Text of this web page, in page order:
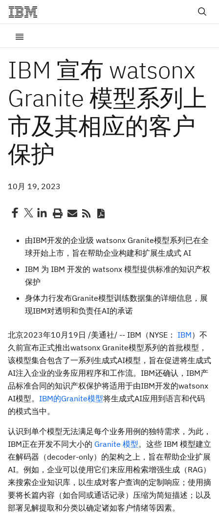
IBM 宣布 watsonx
Granite 模型系列上
市及其相应的客户
保护
10月 19, 2023
由IBM开发的企业级 watsonx Granite模型系列已在全
球开始上市，旨在帮助企业构建和扩展生成式 AI
IBM 为 IBM 开发的 watsonx 模型提供标准的知识产权
保护
身体力行发布Granite模型训练数据集的详细信息，展
现IBM对透明和负责任AI的承诺
北京2023年10月19日 /美通社/ -- IBM（NYSE： IBM）不
久前宣布正式推出watsonx Granite模型系列的首批模型，
该模型集合包含了一系列生成式AI模型，旨在促进将生成式
AI注入企业的业务应用程序和工作流。IBM还确认，IBM产
品标准合同的知识产权保护将适用于由IBM开发的watsonx
AI模型。 IBM的Granite模型将生成式AI应用到语言和代码
的模式当中。
认识到单个模型无法满足每个业务用例的独特需求，为此，
IBM正在开发不同大小的 Granite 模型。这些 IBM 模型建立
在解码器（decoder-only）的架构之上，旨在帮助企业扩展
AI。例如，企业可以使用它们来应用检索增强生成（RAG）
来搜索企业知识库，以生成对客户查询的定制响应；使用摘
要将长篇内容（如合同或通话记录）压缩为简短描述；以及
部署见解提取和分类以确定诸如客户情绪等因素。